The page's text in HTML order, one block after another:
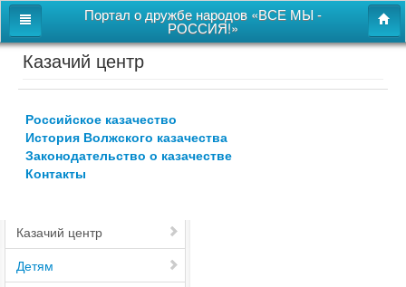
Портал о дружбе народов «ВСЕ МЫ -
РОССИЯ!»
Главная
Новости
СВОи
Казачий центр
Детям
Казачий центр
Российское казачество
История Волжского казачества
Законодательство о казачестве
Контакты